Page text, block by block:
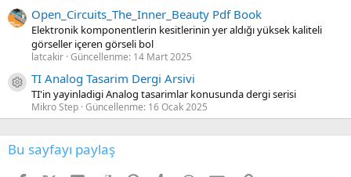
Open_Circuits_The_Inner_Beauty Pdf Book
Elektronik komponentlerin kesitlerinin yer aldığı yüksek kaliteli
görseller içeren görseli bol
latcakir Güncellenme: 14 Mart 2025
Kaynak ikon/amblem
TI Analog Tasarim Dergi Arsivi
TI'in yayinladigi Analog tasarimlar konusunda dergi serisi
Mikro Step Güncellenme: 16 Ocak 2025
Bu sayfayı paylaş